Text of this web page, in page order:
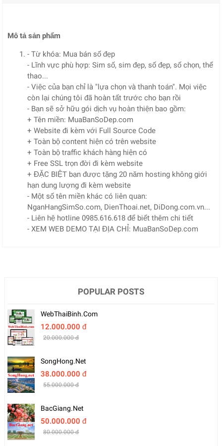
Mô tả sản phẩm
- Từ khóa: Mua bán số đẹp
- Lĩnh vực phù hợp: Sim số, sim đẹp, số đẹp, số chọn, thể
thao...
- Việc của bạn chỉ là "lựa chọn và thanh toán". Mọi việc
còn lại chúng tôi đã hoàn tất trước cho bạn rồi
- Bạn sẽ sở hữu gói dịch vụ hoàn thiện bao gồm:
+ Tên miền: MuaBanSoDep.com
+ Website đi kèm với Full Source Code
+ Toàn bộ content hiện có trên website
+ Toàn bộ traffic khách hàng hiện có
+ Free SSL trọn đời đi kèm website
+ ĐẶC BIỆT bạn được tặng 20 năm hosting không giới
hạn dung lượng đi kèm website
- Một số tên miền khác có liên quan:
NganHangSimSo.com, DienThoai.net, DiDong.com.vn...
- Liên hệ hotline 0985.616.618 để biết thêm chi tiết
- XEM WEB DEMO TẠI ĐỊA CHỈ: MuaBanSoDep.com
POPULAR POSTS
WebThaiBinh.com
12.000.000 đ
20.000.000 đ
SongHong.net
38.000.000 đ
55.000.000 đ
BacGiang.net
50.000.000 đ
80.000.000 đ